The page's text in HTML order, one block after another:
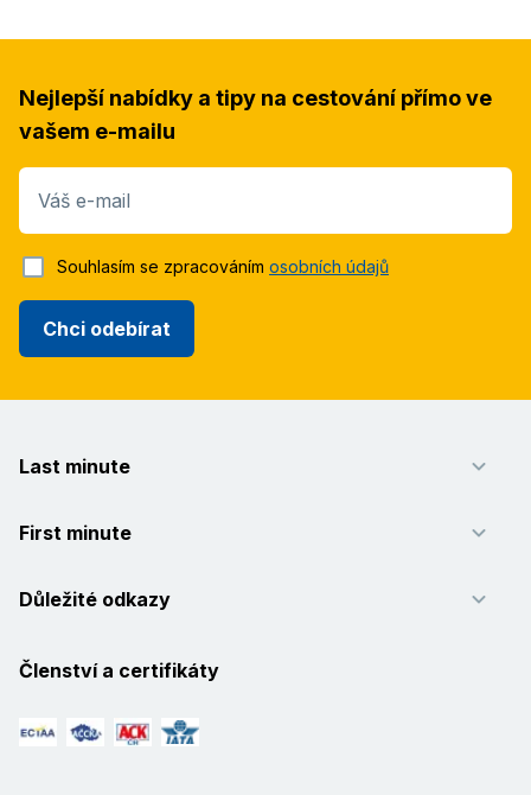
Nejlepší nabídky a tipy na cestování přímo ve
vašem e-mailu
Váš e-mail
Chci odebírat
Souhlasím se zpracováním osobních údajů
Last minute
First minute
Důležité odkazy
Členství a certifikáty